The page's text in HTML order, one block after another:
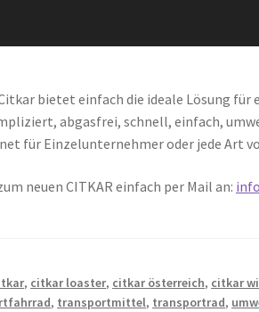
bietet einfach die ideale Lösung für
abgasfrei, schnell, einfach,
für Einzelunternehmer oder jede Art
neuen CITKAR einfach per Mail an:
, citkar loaster, citkar österreich, citkar
, transportmittel, transportrad,